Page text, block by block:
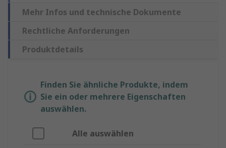
Mehr Infos und technische Dokumente
Rechtliche Anforderungen
Produktdetails
Finden Sie ähnliche Produkte, indem
Sie ein oder mehrere Eigenschaften
auswählen.
Alle auswählen